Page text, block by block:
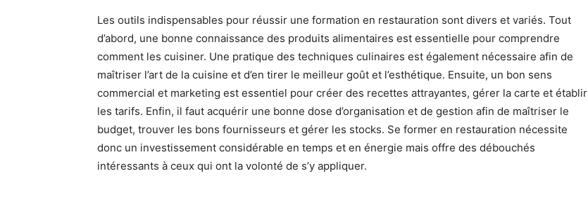
Les outils indispensables pour réussir une formation en restauration sont divers et variés. Tout
d’abord, une bonne connaissance des produits alimentaires est essentielle pour comprendre
comment les cuisiner. Une pratique des techniques culinaires est également nécessaire afin de
maîtriser l’art de la cuisine et d’en tirer le meilleur goût et l’esthétique. Ensuite, un bon sens
commercial et marketing est essentiel pour créer des recettes attrayantes, gérer la carte et établir
les tarifs. Enfin, il faut acquérir une bonne dose d’organisation et de gestion afin de maîtriser le
budget, trouver les bons fournisseurs et gérer les stocks. Se former en restauration nécessite
donc un investissement considérable en temps et en énergie mais offre des débouchés
intéressants à ceux qui ont la volonté de s’y appliquer.